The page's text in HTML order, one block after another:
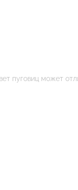
пуговиц может